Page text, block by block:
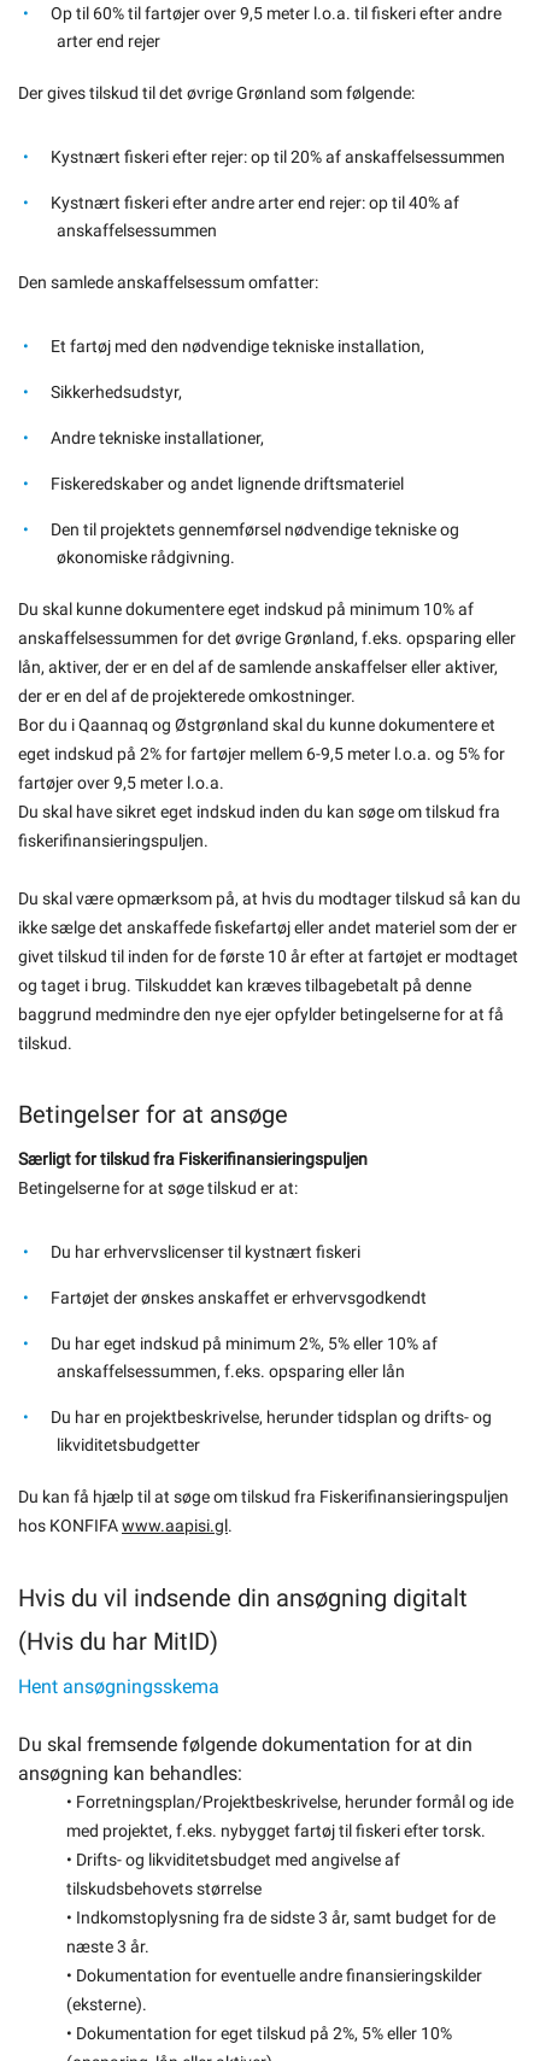
Op til 60% til fartøjer over 9,5 meter l.o.a. til fiskeri efter andre
arter end rejer
Der gives tilskud til det øvrige Grønland som følgende:
Kystnært fiskeri efter rejer: op til 20% af anskaffelsessummen
Kystnært fiskeri efter andre arter end rejer: op til 40% af
anskaffelsessummen
Den samlede anskaffelsessum omfatter:
Et fartøj med den nødvendige tekniske installation,
Sikkerhedsudstyr,
Andre tekniske installationer,
Fiskeredskaber og andet lignende driftsmateriel
Den til projektets gennemførsel nødvendige tekniske og
økonomiske rådgivning.
Du skal kunne dokumentere eget indskud på minimum 10% af
anskaffelsessummen for det øvrige Grønland, f.eks. opsparing eller
lån, aktiver, der er en del af de samlende anskaffelser eller aktiver,
der er en del af de projekterede omkostninger.
Bor du i Qaannaq og Østgrønland skal du kunne dokumentere et
eget indskud på 2% for fartøjer mellem 6-9,5 meter l.o.a. og 5% for
fartøjer over 9,5 meter l.o.a.
Du skal have sikret eget indskud inden du kan søge om tilskud fra
fiskerifinansieringspuljen.
Du skal være opmærksom på, at hvis du modtager tilskud så kan du
ikke sælge det anskaffede fiskefartøj eller andet materiel som der er
givet tilskud til inden for de første 10 år efter at fartøjet er modtaget
og taget i brug. Tilskuddet kan kræves tilbagebetalt på denne
baggrund medmindre den nye ejer opfylder betingelserne for at få
tilskud.
Betingelser for at ansøge
Særligt for tilskud fra Fiskerifinansieringspuljen
Betingelserne for at søge tilskud er at:
Du har erhvervslicenser til kystnært fiskeri
Fartøjet der ønskes anskaffet er erhvervsgodkendt
Du har eget indskud på minimum 2%, 5% eller 10% af
anskaffelsessummen, f.eks. opsparing eller lån
Du har en projektbeskrivelse, herunder tidsplan og drifts- og
likviditetsbudgetter
Du kan få hjælp til at søge om tilskud fra Fiskerifinansieringspuljen
hos KONFIFAwww.aapisi.gl.
Hvis du vil indsende din ansøgning digitalt
(Hvis du har MitID)
Hent ansøgningsskema
Du skal fremsende følgende dokumentation for at din
ansøgning kan behandles:
• Forretningsplan/Projektbeskrivelse, herunder formål og ide
med projektet, f.eks. nybygget fartøj til fiskeri efter torsk.
• Drifts- og likviditetsbudget med angivelse af
tilskudsbehovets størrelse
• Indkomstoplysning fra de sidste 3 år, samt budget for de
næste 3 år.
• Dokumentation for eventuelle andre finansieringskilder
(eksterne).
• Dokumentation for eget tilskud på 2%, 5% eller 10%